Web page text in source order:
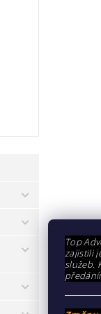
Seien
Top
zajistili
služeb.